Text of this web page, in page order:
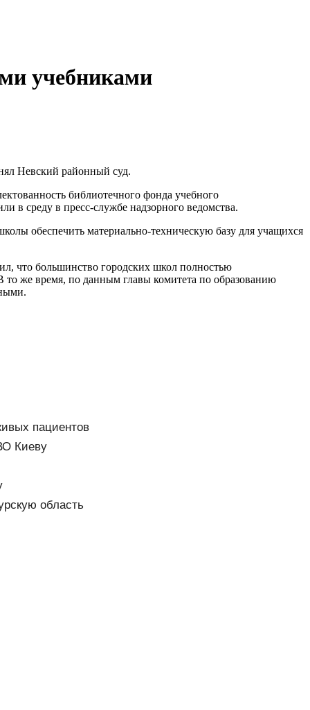
учебниками
Невский районный суд.
библиотечного фонда учебного
в среду в пресс-службе надзорного ведомства.
обеспечить материально-техническую базу для учащихся
что большинство городских школ полностью
же время, по данным главы комитета по образованию
пациентов
Киеву
область